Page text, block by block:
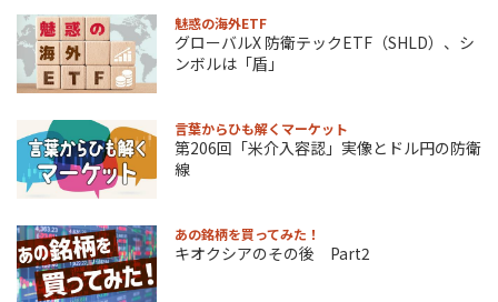
魅惑の海外ETF
グローバルX 防衛テックETF（SHLD）、シ
ンボルは「盾」
言葉からひも解くマーケット
第206回「米介入容認」実像とドル円の防衛
線
あの銘柄を買ってみた！
キオクシアのその後 Part2